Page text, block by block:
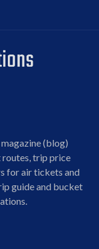
(blog)
trip price
for air tickets and
guide and bucket